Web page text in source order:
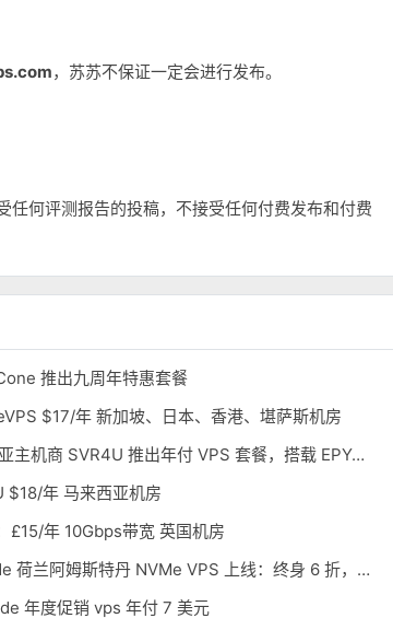
，苏苏不保证一定会进行发布。
何评测报告的投稿，不接受任何付费发布和付费
推出九周年特惠套餐
$17/年 新加坡、日本、香港、堪萨斯机房
马来西亚主机商 SVR4U 推出年付 VPS 套餐，搭载 EPYC/至强铂金，支持支付宝
$18/年 马来西亚机房
£15/年 10Gbps带宽 英国机房
AirNode 荷兰阿姆斯特丹 NVMe VPS 上线：终身 6 折，€1.99/月起，2.5Tbit/s DDoS 防护
年度促销 vps 年付 7 美元